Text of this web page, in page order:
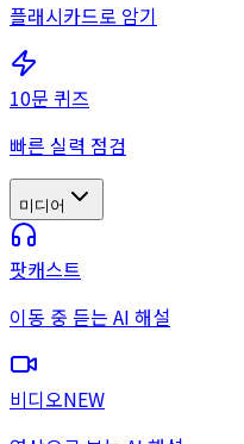
플래시카드로 암기
10문 퀴즈
빠른 실력 점검
미디어
팟캐스트
이동 중 듣는 AI 해설
비디오NEW